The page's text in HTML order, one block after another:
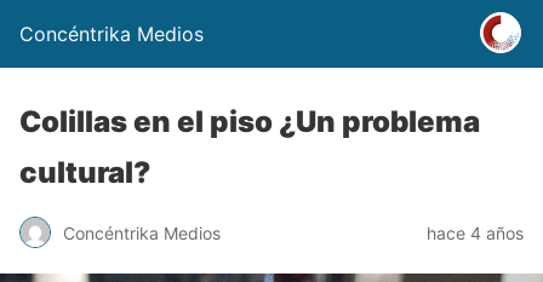
Concéntrika Medios
Colillas en el piso ¿Un problema
cultural?
Concéntrika Medios hace 4 años